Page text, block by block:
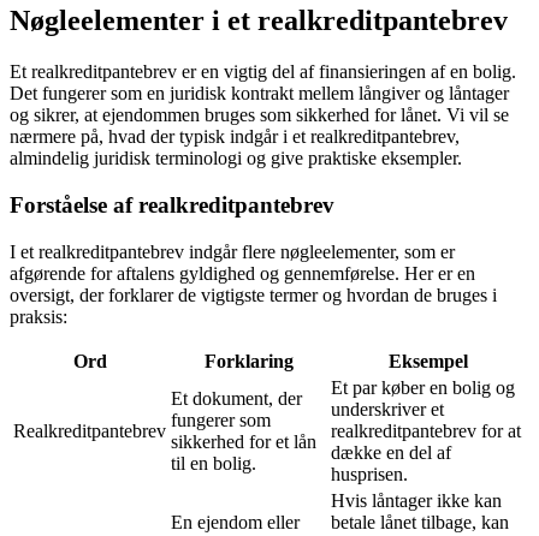
Nøgleelementer i et realkreditpantebrev
Et realkreditpantebrev er en vigtig del af finansieringen af en bolig.
Det fungerer som en juridisk kontrakt mellem långiver og låntager
og sikrer, at ejendommen bruges som sikkerhed for lånet. Vi vil se
nærmere på, hvad der typisk indgår i et realkreditpantebrev,
almindelig juridisk terminologi og give praktiske eksempler.
Forståelse af realkreditpantebrev
I et realkreditpantebrev indgår flere nøgleelementer, som er
afgørende for aftalens gyldighed og gennemførelse. Her er en
oversigt, der forklarer de vigtigste termer og hvordan de bruges i
praksis:
Ord Forklaring Eksempel
Realkreditpantebrev
Et dokument, der
fungerer som
sikkerhed for et lån
til en bolig.
Et par køber en bolig og
underskriver et
realkreditpantebrev for at
dække en del af
husprisen.
En ejendom eller
Hvis låntager ikke kan
betale lånet tilbage, kan